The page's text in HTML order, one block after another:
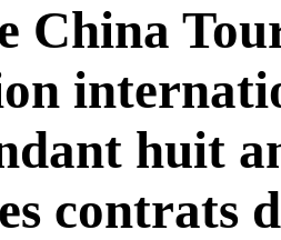
China
huit
contrats